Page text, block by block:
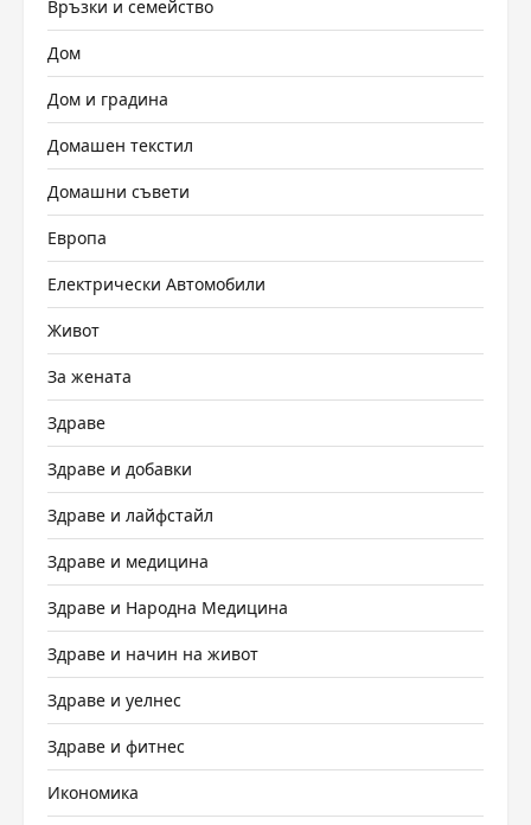
Връзки и семейство
Дом
Дом и градина
Домашен текстил
Домашни съвети
Европа
Електрически Автомобили
Живот
За жената
Здраве
Здраве и добавки
Здраве и лайфстайл
Здраве и медицина
Здраве и Народна Медицина
Здраве и начин на живот
Здраве и уелнес
Здраве и фитнес
Икономика